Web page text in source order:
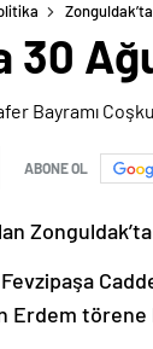
30
ABONE OL
Erdem törene